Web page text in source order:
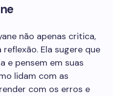
não apenas critica,
Ela sugere que
e pensem em suas
lidam com as
com os erros e